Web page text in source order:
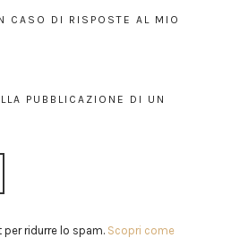
CASO DI RISPOSTE AL MIO
PUBBLICAZIONE DI UN
ridurre lo spam. Scopri come